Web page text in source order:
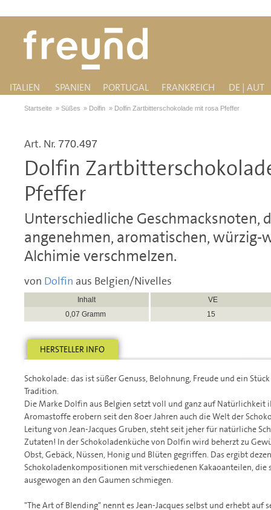
ITALIEN SPANIEN PORTUGAL FRANKREICH DE | AUT
Startseite » Süßes » Dolfin » Dolfin Zartbitterschokolade mit rosa Pfeffer
Art. Nr. 770.497
Dolfin
Pfeffer
Unterschiedliche Geschmacksnoten,
angenehmen, aromatischen, würzig-
Alchimie verschmelzen.
von Dolfin aus Belgien/Nivelles
Inhalt
VE
0,07 Gramm
15
HERSTELLER INFO
Schokolade: das ist süßer Genuss, Belohnung, Freude und ein
Tradition.
Die Marke Dolfin aus Belgien setzt voll und ganz auf Natürlichkeit
Aromastoffe erobern seit den 80er Jahren auch die Welt der
Leitung von Jean-Jacques Gruben, steht seit jeher für natürliche
Zutaten! In der Schokoladenküche von Dolfin wird beherzt zu
Obst, Gebäck, Nüssen, Honig und Blüten gegriffen. Das ergibt
Schokoladenkompositionen mit verschiedenen Kakaoanteilen,
ausgewogen an den Gaumen schmiegen.
"The Art of Blending" nennt es Jean-Jacques selbst und erhebt auf